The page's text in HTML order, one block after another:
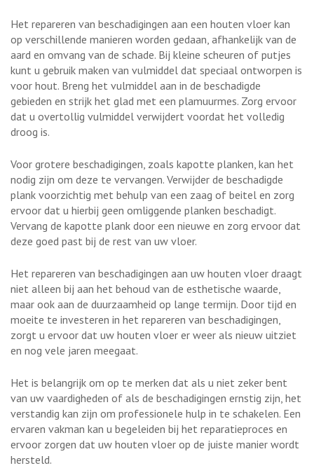
Het repareren van beschadigingen aan een houten vloer kan
op verschillende manieren worden gedaan, afhankelijk van de
aard en omvang van de schade. Bij kleine scheuren of putjes
kunt u gebruik maken van vulmiddel dat speciaal ontworpen is
voor hout. Breng het vulmiddel aan in de beschadigde
gebieden en strijk het glad met een plamuurmes. Zorg ervoor
dat u overtollig vulmiddel verwijdert voordat het volledig
droog is.
Voor grotere beschadigingen, zoals kapotte planken, kan het
nodig zijn om deze te vervangen. Verwijder de beschadigde
plank voorzichtig met behulp van een zaag of beitel en zorg
ervoor dat u hierbij geen omliggende planken beschadigt.
Vervang de kapotte plank door een nieuwe en zorg ervoor dat
deze goed past bij de rest van uw vloer.
Het repareren van beschadigingen aan uw houten vloer draagt
niet alleen bij aan het behoud van de esthetische waarde,
maar ook aan de duurzaamheid op lange termijn. Door tijd en
moeite te investeren in het repareren van beschadigingen,
zorgt u ervoor dat uw houten vloer er weer als nieuw uitziet
en nog vele jaren meegaat.
Het is belangrijk om op te merken dat als u niet zeker bent
van uw vaardigheden of als de beschadigingen ernstig zijn, het
verstandig kan zijn om professionele hulp in te schakelen. Een
ervaren vakman kan u begeleiden bij het reparatieproces en
ervoor zorgen dat uw houten vloer op de juiste manier wordt
hersteld.